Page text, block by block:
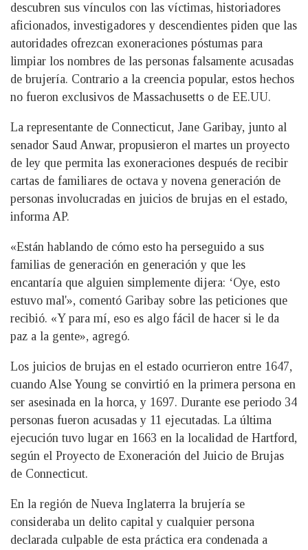
descubren sus vínculos con las víctimas, historiadores
aficionados, investigadores y descendientes piden que las
autoridades ofrezcan exoneraciones póstumas para
limpiar los nombres de las personas falsamente acusadas
de brujería. Contrario a la creencia popular, estos hechos
no fueron exclusivos de Massachusetts o de EE.UU.
La representante de Connecticut, Jane Garibay, junto al
senador Saud Anwar, propusieron el martes un proyecto
de ley que permita las exoneraciones después de recibir
cartas de familiares de octava y novena generación de
personas involucradas en juicios de brujas en el estado,
informa AP.
«Están hablando de cómo esto ha perseguido a sus
familias de generación en generación y que les
encantaría que alguien simplemente dijera: ‘Oye, esto
estuvo mal'», comentó Garibay sobre las peticiones que
recibió. «Y para mí, eso es algo fácil de hacer si le da
paz a la gente», agregó.
Los juicios de brujas en el estado ocurrieron entre 1647,
cuando Alse Young se convirtió en la primera persona en
ser asesinada en la horca, y 1697. Durante ese periodo 34
personas fueron acusadas y 11 ejecutadas. La última
ejecución tuvo lugar en 1663 en la localidad de Hartford,
según el Proyecto de Exoneración del Juicio de Brujas
de Connecticut.
En la región de Nueva Inglaterra la brujería se
consideraba un delito capital y cualquier persona
declarada culpable de esta práctica era condenada a